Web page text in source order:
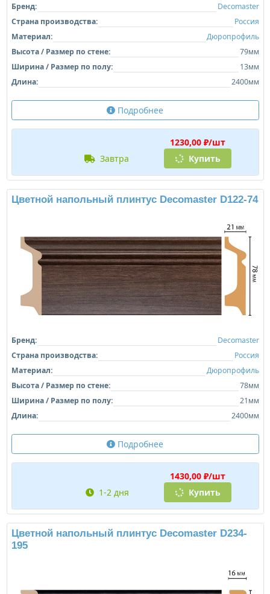
Бренд:
Decomaster
Страна производства:
Россия
Материал:
Дюропрофиль
Высота / Размер по стене:
79мм
Ширина / Размер по полу:
13мм
Длина:
2400мм
Подробнее
1230,00 ₽/шт
завтра
Купить
Цветной напольный плинтус Decomaster D122-74
Бренд:
Decomaster
Страна производства:
Россия
Материал:
Дюропрофиль
Высота / Размер по стене:
78мм
Ширина / Размер по полу:
21мм
Длина:
2400мм
Подробнее
1430,00 ₽/шт
1-2 дня
Купить
Цветной напольный плинтус Decomaster D234-
195